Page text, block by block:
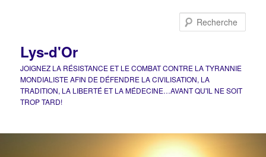
Lys-d'Or
JOIGNEZ LA RÉSISTANCE ET LE COMBAT CONTRE LA TYRANNIE
MONDIALISTE AFIN DE DÉFENDRE LA CIVILISATION, LA
TRADITION, LA LIBERTÉ ET LA MÉDECINE…AVANT QU'IL NE SOIT
TROP TARD!